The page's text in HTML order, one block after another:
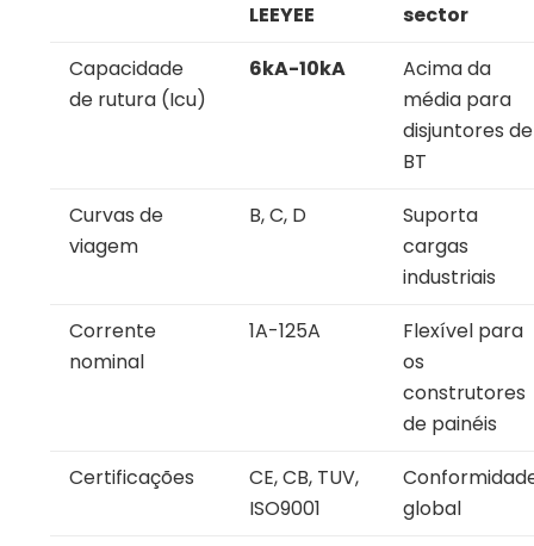
LEEYEE
sector
Capacidade
de rutura (Icu)
6kA-10kA
Acima da
média para
disjuntores de
BT
Curvas de
viagem
B, C, D
Suporta
cargas
industriais
Corrente
nominal
1A-125A
Flexível para
os
construtores
de painéis
Certificações
CE, CB, TUV,
ISO9001
global